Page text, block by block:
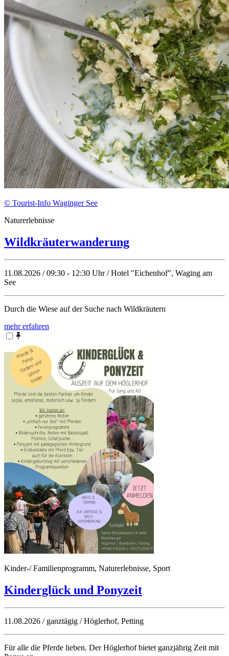
© Tourist-Info Waginger See
Naturerlebnisse
Wildkräuterwanderung
11.08.2026 / 09:30 - 12:30 Uhr / Hotel "Eichenhof", Waging am
See
Durch die Wiese auf der Suche nach Wildkräutern
mehr erfahren
Kinder-/ Familienprogramm, Naturerlebnisse, Sport
Kinderglück und Ponyzeit
11.08.2026 / ganztägig / Höglerhof, Petting
Für alle die Pferde lieben. Der Höglerhof bietet ganzjährig Zeit mit